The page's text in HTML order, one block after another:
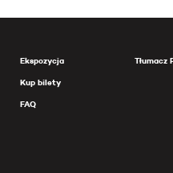
Ekspozycja
Kup bilety
FAQ
Tłumacz